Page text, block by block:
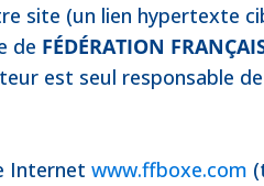
site (un lien hypertexte
de FÉDÉRATION
est seul responsable
Internetwww.ffboxe.com